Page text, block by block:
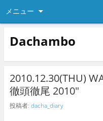
メニュー
Dachambo
2010.12.30(THU)
徹頭徹尾 2010″
投稿者: dacha_diary